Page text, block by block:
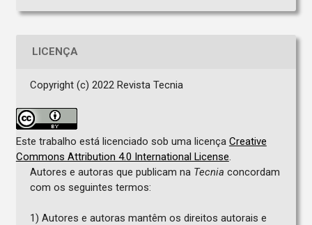
LICENÇA
Copyright (c) 2022 Revista Tecnia
Este trabalho está licenciado sob uma licença Creative
Commons Attribution 4.0 International License.
Autores e autoras que publicam na Tecnia concordam
com os seguintes termos:
1) Autores e autoras mantêm os direitos autorais e